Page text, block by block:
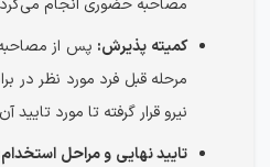
مصاحبه حضوری انجام
کمیته پذیرش: پس از
مرحله قبل فرد مورد نظر در
نیرو قرار گرفته تا مورد تایید
تایید نهایی و مراحل